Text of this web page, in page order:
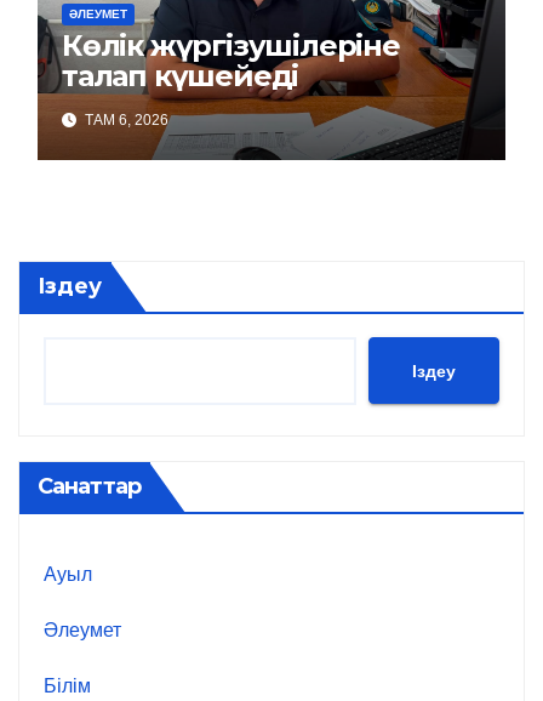
ӘЛЕУМЕТ
Көлік жүргізушілеріне
талап күшейеді
ТАМ 6, 2026
Іздеу
Іздеу
Санаттар
Ауыл
Әлеумет
Білім